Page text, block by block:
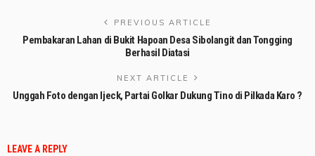
PREVIOUS ARTICLE
Pembakaran Lahan di Bukit Hapoan Desa Sibolangit dan Tongging
Berhasil Diatasi
NEXT ARTICLE
Unggah Foto dengan Ijeck, Partai Golkar Dukung Tino di Pilkada Karo ?
LEAVE A REPLY